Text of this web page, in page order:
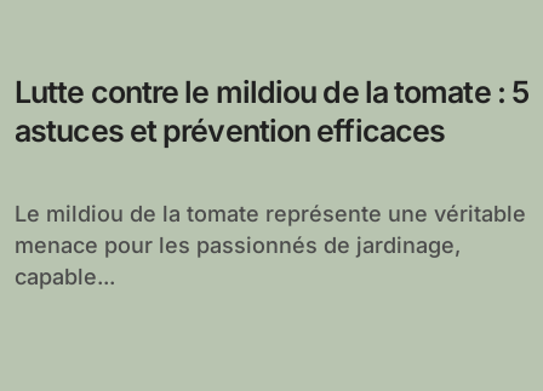
Lutte contre le mildiou de la tomate : 5
astuces et prévention efficaces
Le mildiou de la tomate représente une véritable
menace pour les passionnés de jardinage,
capable...